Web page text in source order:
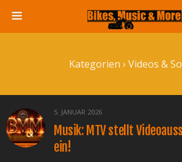
Kategorien › Videos &
5. JANUAR 2026
Musik: MTV stellt
ein!